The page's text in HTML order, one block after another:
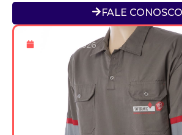
FALE CONOSCO
13 De Fev 2026